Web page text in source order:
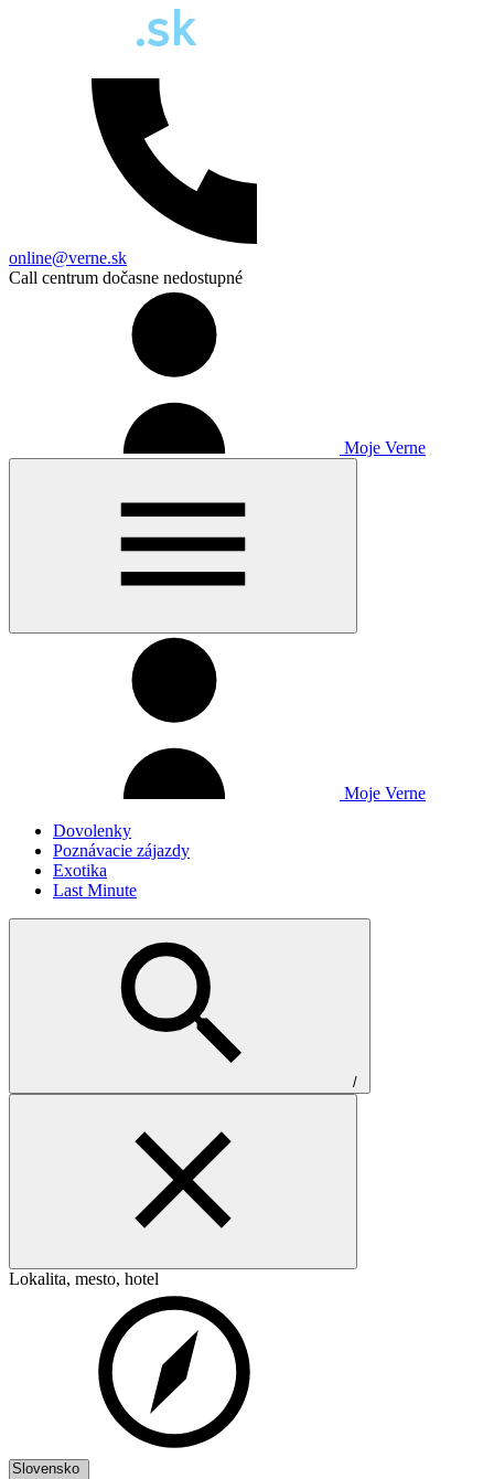
online@verne.sk
Call centrum dočasne nedostupné
Moje Verne
Moje Verne
Dovolenky
Poznávacie zájazdy
Exotika
Last Minute
/
Lokalita, mesto, hotel